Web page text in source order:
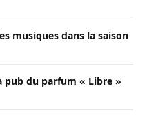
musiques dans la saison
pub du parfum « Libre »